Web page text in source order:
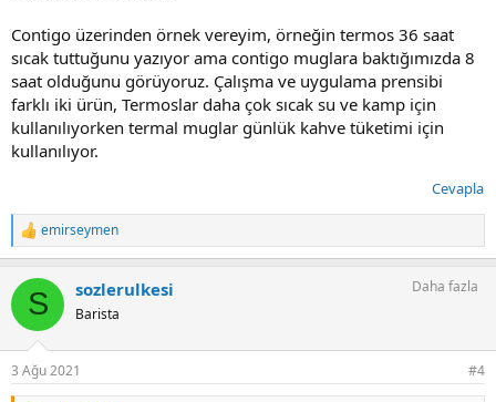
Contigo üzerinden örnek vereyim, örneğin termos 36 saat
sıcak tuttuğunu yazıyor ama contigo muglara baktığımızda 8
saat olduğunu görüyoruz. Çalışma ve uygulama prensibi
farklı iki ürün, Termoslar daha çok sıcak su ve kamp için
kullanılıyorken termal muglar günlük kahve tüketimi için
kullanılıyor.
Cevapla
T
e
k
l
emirseymen
S sozlerulkesi
Barista
Daha fazla
3 Ağu 2021 #4